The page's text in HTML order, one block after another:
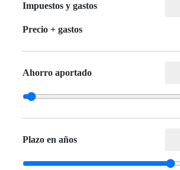
Impuestos y gastos
Precio + gastos
Ahorro aportado
Plazo en años